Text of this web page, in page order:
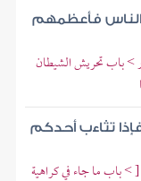
الناس فأعظمهم
> باب تحريش الشيطان
تثاءب أحدكم
باب ما جاء في كراهية